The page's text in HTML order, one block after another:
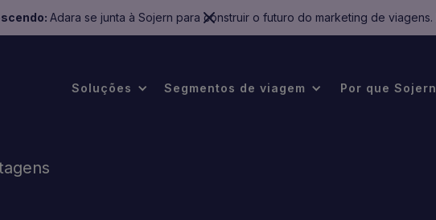
Adara se junta à Sojern para construir o futuro do marketing de viagens.
Soluções Segmentos de viagem Por que Sojern